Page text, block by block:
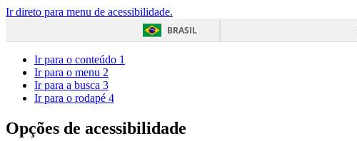
Ir direto para menu de acessibilidade.
BRASIL
Ir para o conteúdo 1
Ir para o menu 2
Ir para a busca 3
Ir para o rodapé 4
Opções de acessibilidade